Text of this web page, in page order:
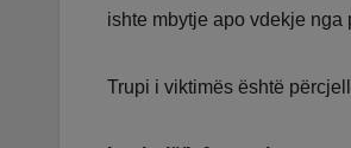
ishte mbytje apo vdekje nga
Trupi i viktimës është